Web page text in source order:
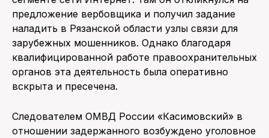
предложение вербовщика и получил задание
наладить в Рязанской области узлы связи для
зарубежных мошенников. Однако благодаря
квалифицированной работе правоохранительных
органов эта деятельность была оперативно
вскрыта и пресечена.
Следователем ОМВД России «Касимовский» в
отношении задержанного возбуждено уголовное